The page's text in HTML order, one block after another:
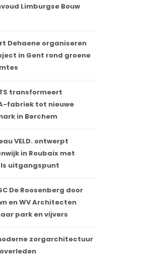
Limburgse Bouw
Dehaene organiseren
in Gent rond groene
transformeert
fabriek tot nieuwe
in Berchem
VELD. ontwerpt
in Roubaix met
uitgangspunt
De Roosenberg door
en WV Architecten
park en vijvers
zorgarchitectuur